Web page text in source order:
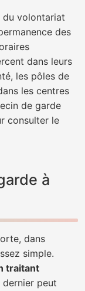
du volontariat
des
dans leurs
les pôles de
les centres
de garde
consulter le
à
dans
simple.
traitant
peut